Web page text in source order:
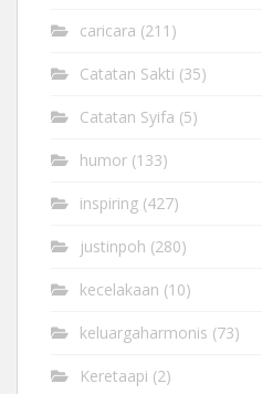
caricara (211)
Catatan Sakti (35)
Catatan Syifa (5)
humor (133)
inspiring (427)
justinpoh (280)
kecelakaan (10)
keluargaharmonis (73)
Keretaapi (2)